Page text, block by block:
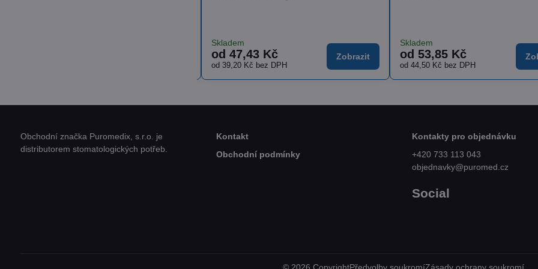
Skladem
od 91,48 Kč
od 75,60 Kč bez DPH
Zobrazit
Skladem
23,84 Kč
19,70 Kčbez DPH
Do
Obchodní značka Puromedix, s.r.o. je
distributorem stomatologických potřeb.
Kontakt
Obchodní podmínky
Kontakty pro objednávku
+420 733 113 043
objednavky@puromed.cz
Social